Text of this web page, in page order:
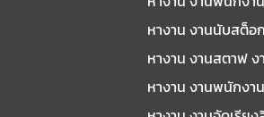
หางาน งานนับสต็
หางาน งานสตาฟ ง
หางาน งานพนักงา